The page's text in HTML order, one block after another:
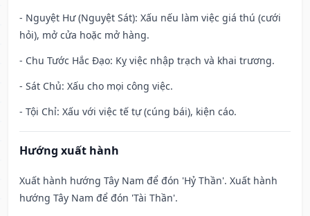
- Nguyệt Hư (Nguyệt Sát): Xấu nếu làm việc giá thú (cưới
hỏi), mở cửa hoặc mở hàng.
- Chu Tước Hắc Đạo: Kỵ việc nhập trạch và khai trương.
- Sát Chủ: Xấu cho mọi công việc.
- Tội Chỉ: Xấu với việc tế tự (cúng bái), kiện cáo.
Hướng xuất hành
Xuất hành hướng Tây Nam để đón 'Hỷ Thần'. Xuất hành
hướng Tây Nam để đón 'Tài Thần'.